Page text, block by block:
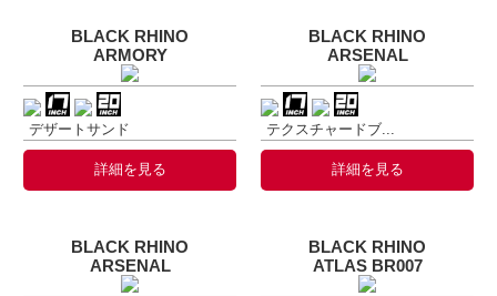
BLACK RHINO
ARMORY
デザートサンド
詳細を見る
BLACK RHINO
ARSENAL
テクスチャードブ...
詳細を見る
BLACK RHINO
ARSENAL
BLACK RHINO
ATLAS BR007